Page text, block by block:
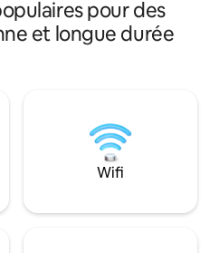
pour des
et longue durée
Wifi